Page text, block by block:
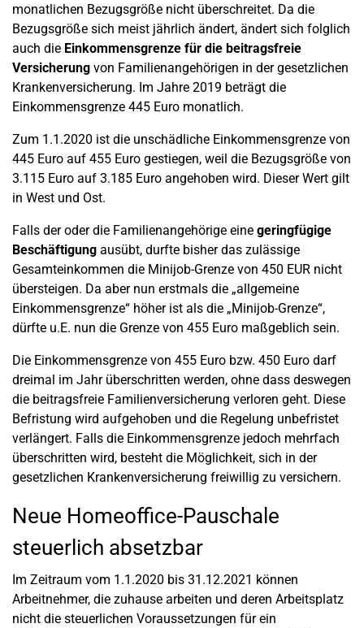
monatlichen Bezugsgröße nicht überschreitet. Da die
Bezugsgröße sich meist jährlich ändert, ändert sich folglich
auch die Einkommensgrenze für die beitragsfreie
Versicherung von Familienangehörigen in der gesetzlichen
Krankenversicherung. Im Jahre 2019 beträgt die
Einkommensgrenze 445 Euro monatlich.
Zum 1.1.2020 ist die unschädliche Einkommensgrenze von
445 Euro auf 455 Euro gestiegen, weil die Bezugsgröße von
3.115 Euro auf 3.185 Euro angehoben wird. Dieser Wert gilt
in West und Ost.
Falls der oder die Familienangehörige eine geringfügige
Beschäftigung ausübt, durfte bisher das zulässige
Gesamteinkommen die Minijob-Grenze von 450 EUR nicht
übersteigen. Da aber nun erstmals die „allgemeine
Einkommensgrenze“ höher ist als die „Minijob-Grenze“,
dürfte u.E. nun die Grenze von 455 Euro maßgeblich sein.
Die Einkommensgrenze von 455 Euro bzw. 450 Euro darf
dreimal im Jahr überschritten werden, ohne dass deswegen
die beitragsfreie Familienversicherung verloren geht. Diese
Befristung wird aufgehoben und die Regelung unbefristet
verlängert. Falls die Einkommensgrenze jedoch mehrfach
überschritten wird, besteht die Möglichkeit, sich in der
gesetzlichen Krankenversicherung freiwillig zu versichern.
Neue Homeoffice-Pauschale
steuerlich absetzbar
Im Zeitraum vom 1.1.2020 bis 31.12.2021 können
Arbeitnehmer, die zuhause arbeiten und deren Arbeitsplatz
nicht die steuerlichen Voraussetzungen für ein